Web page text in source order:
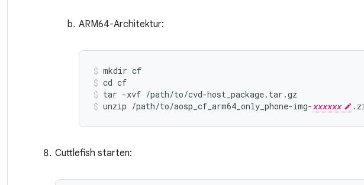
ARM64-Architektur:
mkdir cf
cd cf
tar -xvf /path/to/cvd-host_package. tar .gz
unzip /path/to/aosp_cf_arm64_only_phone-img-xxxxxx .
Cuttlefish starten: